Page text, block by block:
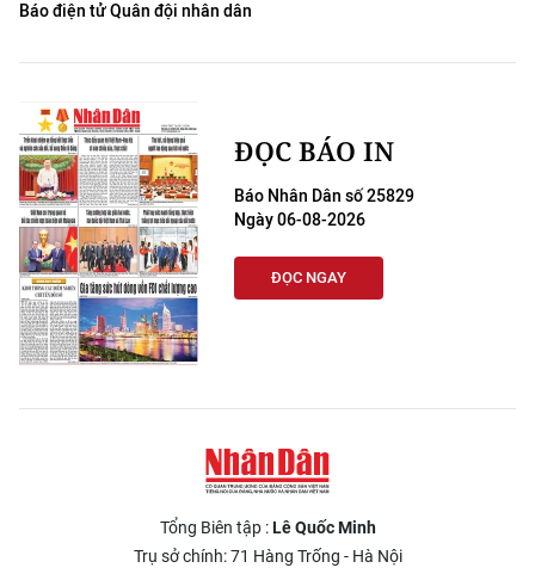
Báo điện tử Quân đội nhân dân
ĐỌC BÁO IN
Báo Nhân Dân số 25829
Ngày 06-08-2026
ĐỌC NGAY
Tổng Biên tập :Lê Quốc Minh
Trụ sở chính: 71 Hàng Trống - Hà Nội